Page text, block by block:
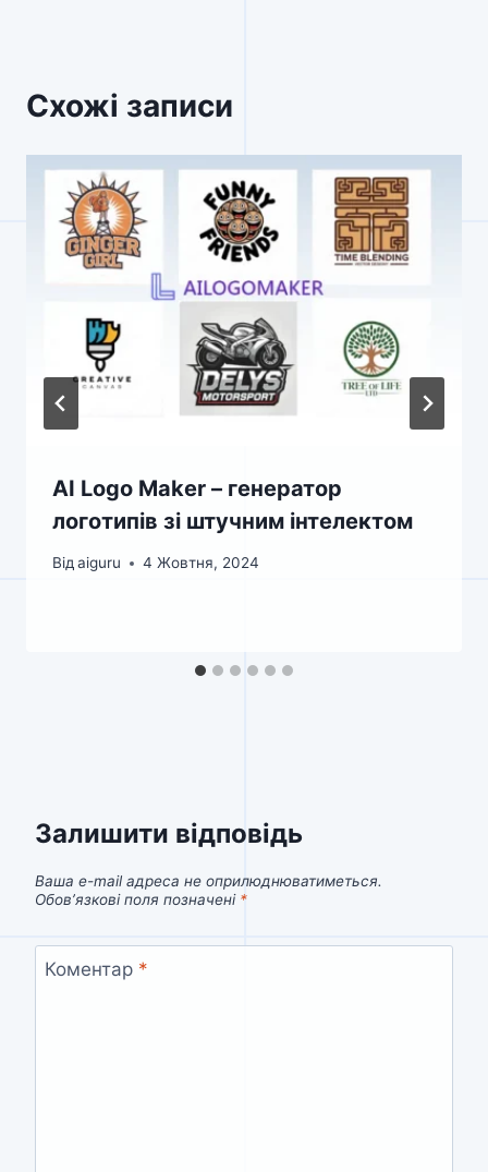
Схожі записи
AI Logo Maker – генератор
логотипів зі штучним інтелектом
Від aiguru 4 Жовтня, 2024
Залишити відповідь
Ваша e-mail адреса не оприлюднюватиметься.
Обов’язкові поля позначені *
Коментар *